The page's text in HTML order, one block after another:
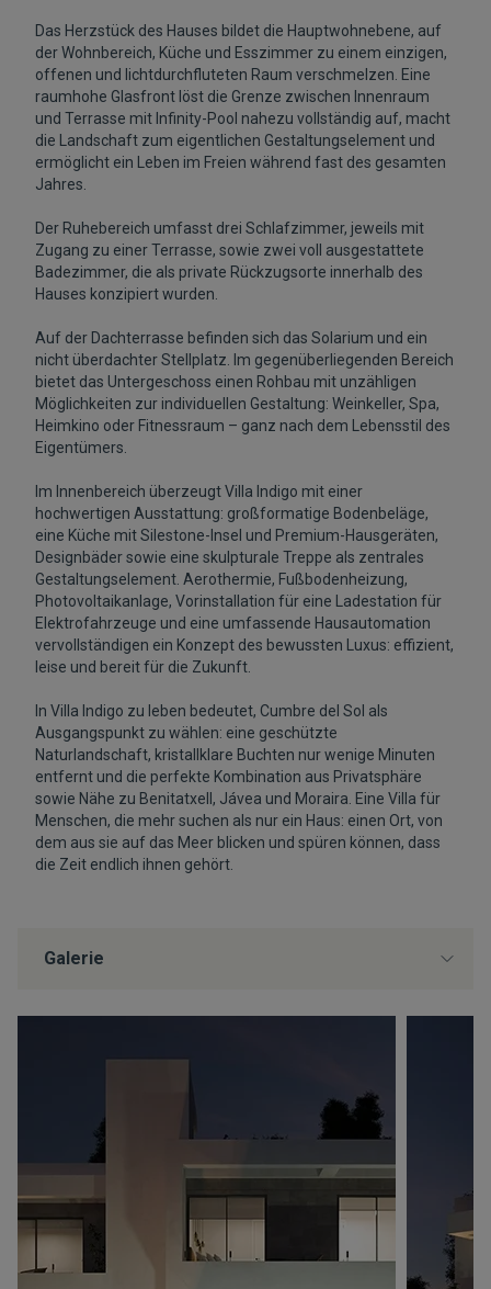
Das Herzstück des Hauses bildet die Hauptwohnebene, auf
der Wohnbereich, Küche und Esszimmer zu einem einzigen,
offenen und lichtdurchfluteten Raum verschmelzen. Eine
raumhohe Glasfront löst die Grenze zwischen Innenraum
und Terrasse mit Infinity-Pool nahezu vollständig auf, macht
die Landschaft zum eigentlichen Gestaltungselement und
ermöglicht ein Leben im Freien während fast des gesamten
Jahres.
Der Ruhebereich umfasst drei Schlafzimmer, jeweils mit
Zugang zu einer Terrasse, sowie zwei voll ausgestattete
Badezimmer, die als private Rückzugsorte innerhalb des
Hauses konzipiert wurden.
Auf der Dachterrasse befinden sich das Solarium und ein
nicht überdachter Stellplatz. Im gegenüberliegenden Bereich
bietet das Untergeschoss einen Rohbau mit unzähligen
Möglichkeiten zur individuellen Gestaltung: Weinkeller, Spa,
Heimkino oder Fitnessraum – ganz nach dem Lebensstil des
Eigentümers.
Im Innenbereich überzeugt Villa Indigo mit einer
hochwertigen Ausstattung: großformatige Bodenbeläge,
eine Küche mit Silestone-Insel und Premium-Hausgeräten,
Designbäder sowie eine skulpturale Treppe als zentrales
Gestaltungselement. Aerothermie, Fußbodenheizung,
Photovoltaikanlage, Vorinstallation für eine Ladestation für
Elektrofahrzeuge und eine umfassende Hausautomation
vervollständigen ein Konzept des bewussten Luxus: effizient,
leise und bereit für die Zukunft.
In Villa Indigo zu leben bedeutet, Cumbre del Sol als
Ausgangspunkt zu wählen: eine geschützte
Naturlandschaft, kristallklare Buchten nur wenige Minuten
entfernt und die perfekte Kombination aus Privatsphäre
sowie Nähe zu Benitatxell, Jávea und Moraira. Eine Villa für
Menschen, die mehr suchen als nur ein Haus: einen Ort, von
dem aus sie auf das Meer blicken und spüren können, dass
die Zeit endlich ihnen gehört.
Galerie